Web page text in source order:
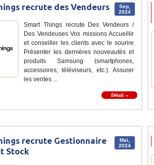
Sep,
2024
recrute des Vendeurs
Smart Things recrute Des Vendeurs /
Des Vendeuses Vos missions Accueillir
et conseiller les clients avec le sourire
Présenter les dernières nouveautés et
produits Samsung (smartphones,
accessoires, téléviseurs, etc.). Assurer
les ventes ...
Détail ››
Mai,
2024
recrute Gestionnaire
Stock